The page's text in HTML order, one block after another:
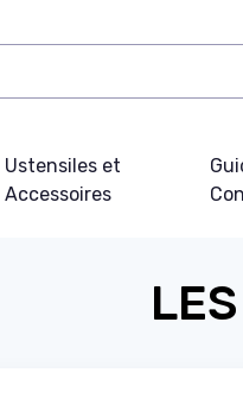
Ustensiles et
Accessoires